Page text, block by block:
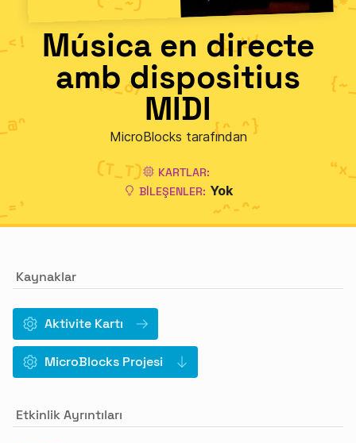
Música en directe
amb dispositius
MIDI
MicroBlocks tarafından
KARTLAR:
BILEŞENLER: Yok
Kaynaklar
Aktivite Kartı
MicroBlocks Projesi
Etkinlik Ayrıntıları